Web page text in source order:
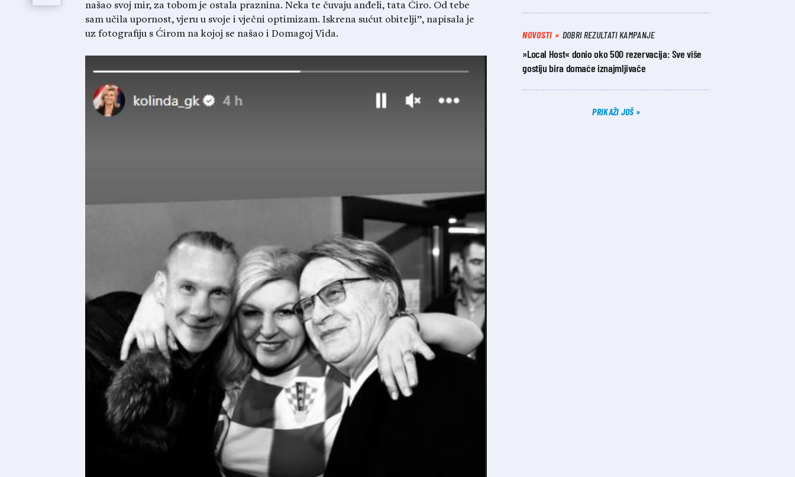
našao svoj mir, za tobom je ostala praznina. Neka te čuvaju anđeli, tata Ćiro. Od tebe
sam učila upornost, vjeru u svoje i vječni optimizam. Iskrena sućut obitelji”, napisala je
uz fotografiju s Ćirom na kojoj se našao i Domagoj Vida.
NOVOSTI DOBRI REZULTATI KAMPANJE
»Local Host« donio oko 500 rezervacija: Sve više
gostiju bira domaće iznajmljivače
PRIKAŽI JOŠ